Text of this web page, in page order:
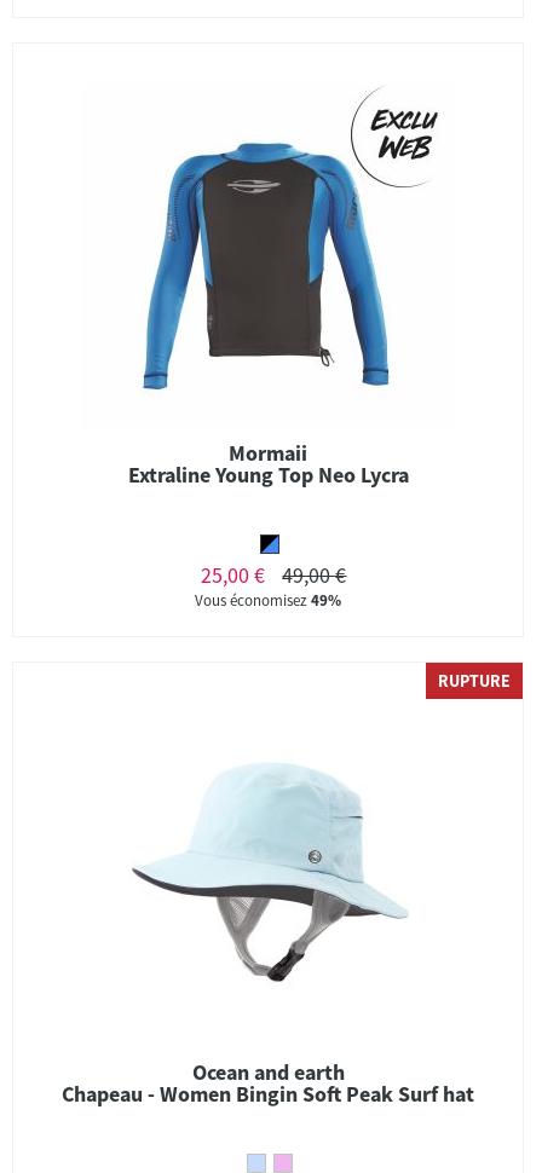
Mormaii
Extraline Young Top Neo Lycra
25,00 € 49,00 €
Vous économisez49%
RUPTURE
Ocean and earth
Chapeau - Women Bingin Soft Peak Surf hat